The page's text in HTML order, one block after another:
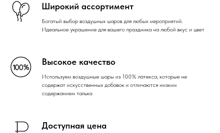
Широкий ассортимент
Богатый выбор воздушных шаров для любых мероприятий.
Идеальное украшение для вашего праздника на любой вкус и цвет
Высокое качество
Используем воздушные шары из 100% латекса, которые не
содержат искусственных добавок и отличаются низким
содержанием талька
Доступная цена